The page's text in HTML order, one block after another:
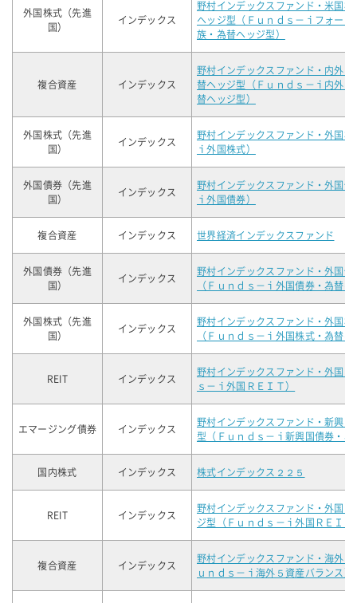
外国株式（先進
国）
インデックス
野村インデックスファンド・米国
ヘッジ型（Ｆｕｎｄｓ－ｉフォー
族・為替ヘッジ型）
複合資産 インデックス
野村インデックスファンド・内外
替ヘッジ型（Ｆｕｎｄｓ－ｉ内外７
替ヘッジ型）
外国株式（先進
国）
インデックス
野村インデックスファンド・外国
ｉ外国株式）
外国債券（先進
国）
インデックス
野村インデックスファンド・外国
ｉ外国債券）
複合資産 インデックス 世界経済インデックスファンド
外国債券（先進
国）
インデックス
野村インデックスファンド・外国
（Ｆｕｎｄｓ－ｉ外国債券・為替ヘ
外国株式（先進
国）
インデックス
野村インデックスファンド・外国
（Ｆｕｎｄｓ－ｉ外国株式・為替ヘ
REIT インデックス
野村インデックスファンド・外国
ｓ－ｉ外国ＲＥＩＴ）
エマージング債券 インデックス
野村インデックスファンド・新興
型（Ｆｕｎｄｓ－ｉ新興国債券・為
国内株式 インデックス 株式インデックス２２５
REIT インデックス
野村インデックスファンド・外国
ジ型（Ｆｕｎｄｓ－ｉ外国ＲＥＩ
複合資産 インデックス
野村インデックスファンド・海外
ｕｎｄｓ－ｉ海外５資産バランス）